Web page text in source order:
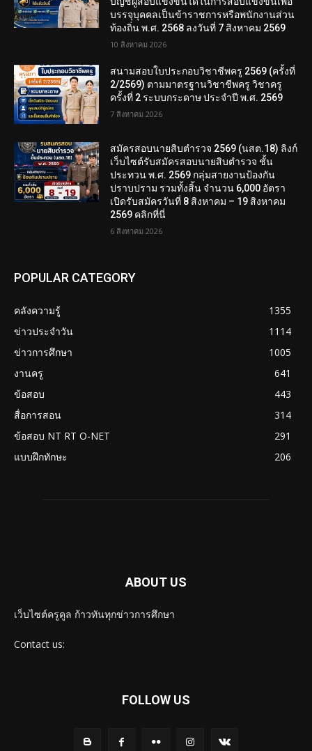
บรรจุบุคคลเป็นข้าราชการหรือพนักงานส่วน
ท้องถิ่น พ.ศ. 2568 ลงวันที่ 7 สิงหาคม 2569
10 สิงหาคม 2026
สนามสอบใบประกอบวิชาชีพครู 2569 (ครั้งที่
2/2569) ตามมาตรฐานวิชาชีพครู วิชาครู
ครั้งที่ 2 ระบบกระดาษ ประจำปี พ.ศ. 2569
7 สิงหาคม 2026
สมัครสอบนายสิบตำรวจ 2569 (นสต.18) ลิงก์
เว็บไซต์รับสมัครสอบนายสิบตำรวจ ชั้น
ประทวน พ.ศ. 2569 กลุ่มสายงานป้องกัน
ปราบปราม รวมทั้งสิ้น จำนวน 6,000 อัตรา
เปิดรับสมัครวันที่ 8 สิงหาคม – 19 สิงหาคม
2569 คลิกที่นี่
6 สิงหาคม 2026
POPULAR CATEGORY
คลังความรู้
1355
ข่าวประจำวัน
1114
ข่าวการศึกษา
1005
งานครู
641
ข้อสอบ
443
สื่อการสอน
314
ข้อสอบ NT RT O-NET
291
แบบฝึกทักษะ
206
ABOUT US
เว็บไซต์ครูคูล ก้าวทันทุกข่าวการศึกษา
Contact us:
FOLLOW US